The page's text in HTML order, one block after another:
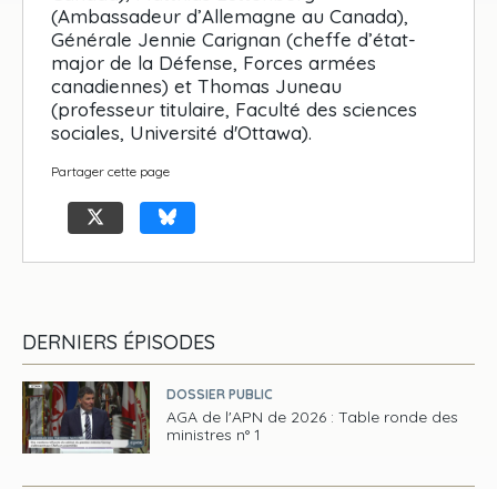
(Ambassadeur d’Allemagne au Canada),
Générale Jennie Carignan (cheffe d’état-
major de la Défense, Forces armées
canadiennes) et Thomas Juneau
(professeur titulaire, Faculté des sciences
sociales, Université d'Ottawa).
Partager cette page
DERNIERS ÉPISODES
DOSSIER PUBLIC
AGA de l'APN de 2026 : Table ronde des
ministres n° 1